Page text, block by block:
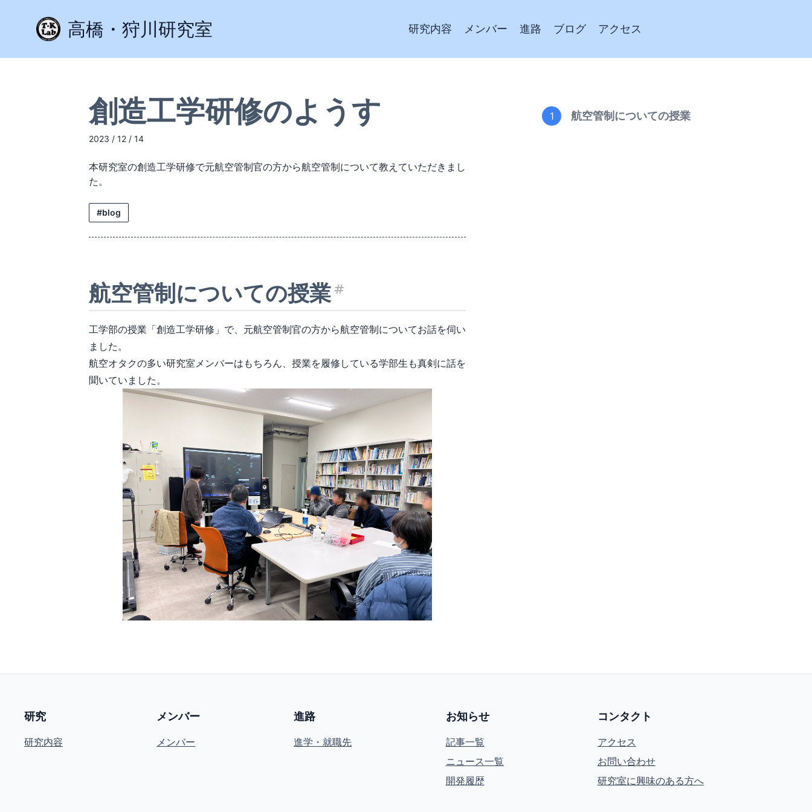
高橋・狩川研究室 研究内容 メンバー 進路 ブログ アクセス
創造工学研修のようす
2023 / 12 / 14
本研究室の創造工学研修で元航空管制官の方から航空管制について教えていただきまし
た。
#blog
航空管制についての授業
見出し「航空管制についての授業」
工学部の授業「創造工学研修」で、元航空管制官の方から航空管制についてお話を伺い
ました。
航空オタクの多い研究室メンバーはもちろん、授業を履修している学部生も真剣に話を
聞いていました。
1 航空管制についての授業
研究
研究内容
メンバー
メンバー
進路
進学・就職先
お知らせ
記事一覧
ニュース一覧
開発履歴
コンタクト
アクセス
お問い合わせ
研究室に興味のある方へ